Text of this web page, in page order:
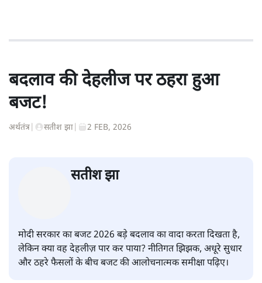
बदलाव की देहलीज पर ठहरा हुआ
बजट!
अर्थतंत्र सतीश झा 2 FEB, 2026